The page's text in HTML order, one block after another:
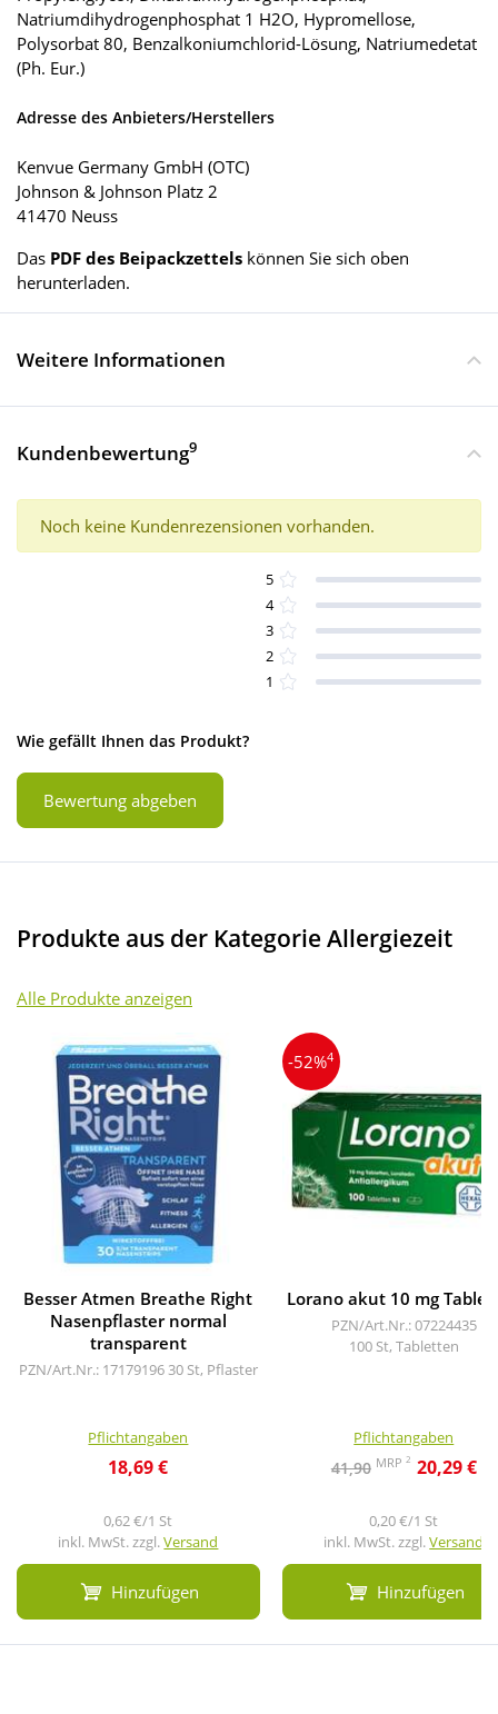
Natriumdihydrogenphosphat 1 H2O, Hypromellose,
Polysorbat 80, Benzalkoniumchlorid-Lösung, Natriumedetat
(Ph. Eur.)
Adresse des Anbieters/Herstellers
Kenvue Germany GmbH (OTC)
Johnson & Johnson Platz 2
41470 Neuss
Das PDF des Beipackzettels können Sie sich oben
herunterladen.
Weitere Informationen
Kundenbewertung9
Noch keine Kundenrezensionen vorhanden.
5
4
3
2
1
Wie gefällt Ihnen das Produkt?
Bewertung abgeben
Produkte aus der Kategorie Allergiezeit
Alle Produkte anzeigen
Besser Atmen Breathe Right
Nasenpflaster normal
transparent
PZN/Art.Nr.: 17179196 30 St, Pflaster
Pflichtangaben
18,69 €
0,62 €/1 St
inkl. MwSt. zzgl.Versand
Hinzufügen
-52%4
Lorano akut 10 mg
PZN/Art.Nr.: 07224435
100 St, Tabletten
Pflichtangaben
41,90 MRP 2 20,29 €
0,20 €/1 St
inkl. MwSt. zzgl.Versand
Hinzufügen